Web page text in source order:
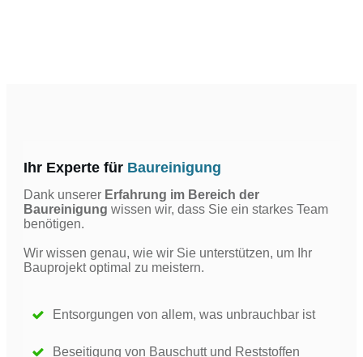
Ihr Experte für Baureinigung
Dank unserer Erfahrung im Bereich der
Baureinigung wissen wir, dass Sie ein starkes Team
benötigen.
Wir wissen genau, wie wir Sie unterstützen, um Ihr
Bauprojekt optimal zu meistern.
Entsorgungen von allem, was unbrauchbar ist
Beseitigung von Bauschutt und Reststoffen